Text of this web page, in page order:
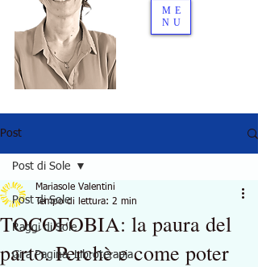
ME
NU
Post
Post di Sole
Raggi di Sole
Gira Pagina. Libroterapia
Post di Sole
TOCOFOBIA: la paura del
parto. Perchè e come poter
Mariasole Valentini
Tempo di lettura: 2 min